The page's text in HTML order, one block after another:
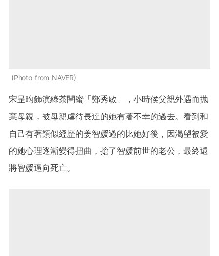
Photo from NAVER
宋昰昀飾演綠茶閨蜜「鄭秀敏」，小時候父親外遇而抛
棄母親，被母親虐待長達的她有著不幸的過去。看到和
自己有著類似經歷的姜智媛過的比她好後，因渴望被愛
的她心理逐漸變得扭曲，搶了智媛前世的老公，最終還
將智媛逼向死亡。